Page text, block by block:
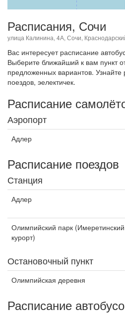
Расписания, Сочи
улица Калинина, 4А, Сочи,
Вас интересует расписание
Выберите ближайший к вам пункт
предложенных вариантов. Узнайте
поездов, эелектичек.
Расписание
Аэропорт
Адлер
Расписание поездов
Станция
Адлер
Олимпийский парк (Имеретинский
курорт)
Остановочный пункт
Олимпийская деревня
Расписание